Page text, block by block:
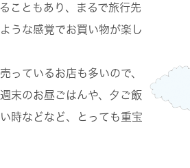
こともあり、まるで旅行先
うな感覚でお買い物が楽し
っているお店も多いので、
末のお昼ごはんや、夕ご飯
時などなど、とっても重宝